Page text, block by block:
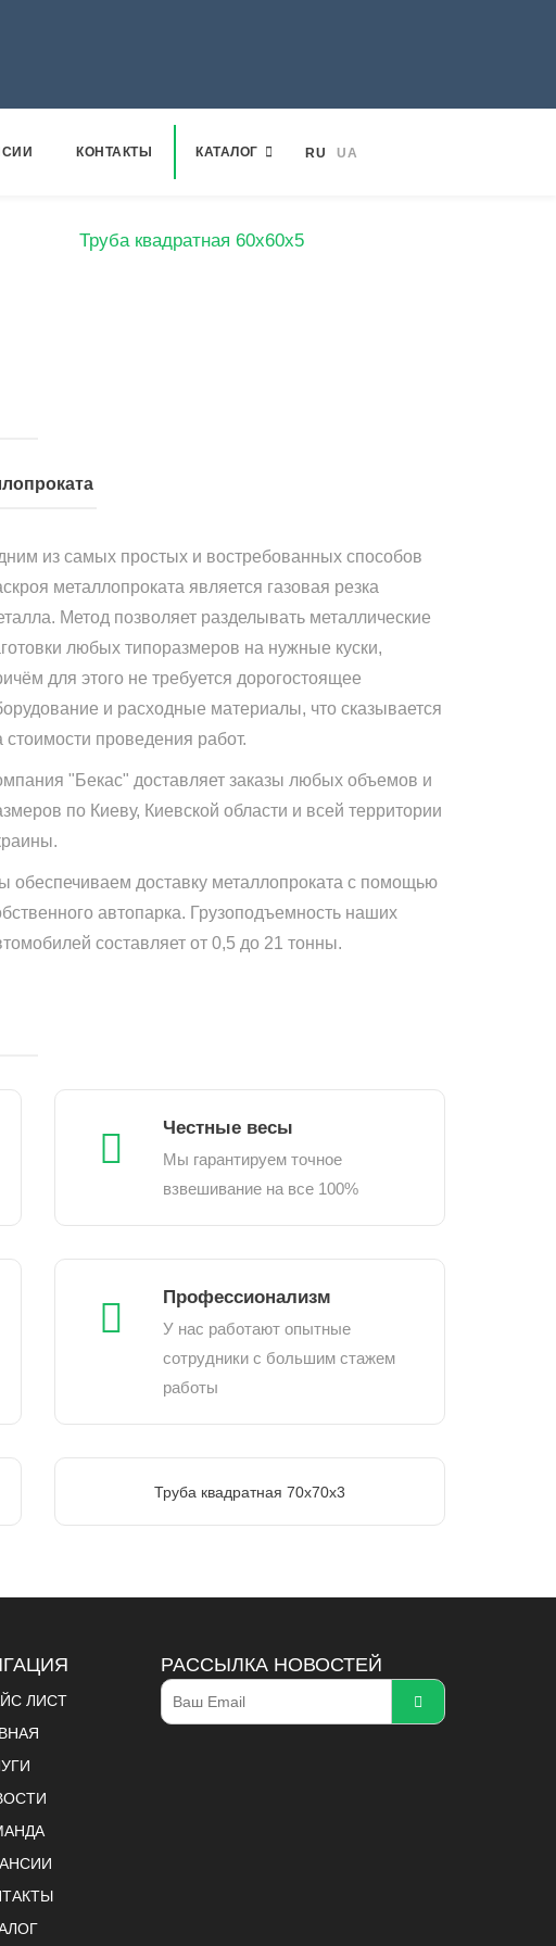
КОНТАКТЫ КАТАЛОГ RU UA
Труба квадратная 60х60х5
из самых простых и востребованных способов
металлопроката является газовая резка
Метод позволяет разделывать металлические
любых типоразмеров на нужные куски,
для этого не требуется дорогостоящее
и расходные материалы, что сказывается
стоимости проведения работ.
"Бекас" доставляет заказы любых объемов и
по Киеву, Киевской области и всей территории
обеспечиваем доставку металлопроката с помощью
автопарка. Грузоподъемность наших
составляет от 0,5 до 21 тонны.
Честные весы
Мы гарантируем точное
взвешивание на все 100%
Профессионализм
У нас работают опытные
сотрудники с большим стажем
работы
Труба квадратная 70х70х3
ЛИСТ
РАССЫЛКА НОВОСТЕЙ